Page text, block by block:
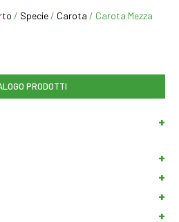
/ Specie / Carota / Carota Mezza
PRODOTTI